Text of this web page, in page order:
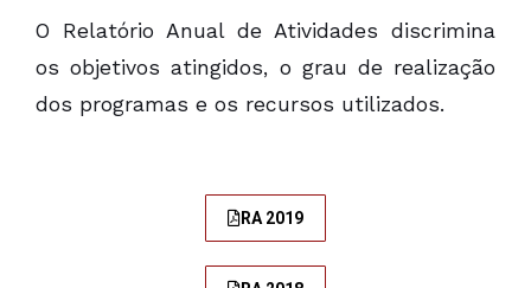
O Relatório Anual de Atividades discrimina
os objetivos atingidos, o grau de realização
dos programas e os recursos utilizados.
RA 2019